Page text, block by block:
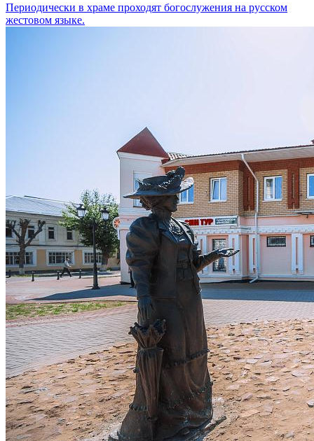
Периодически в храме проходят богослужения на русском
жестовом языке.